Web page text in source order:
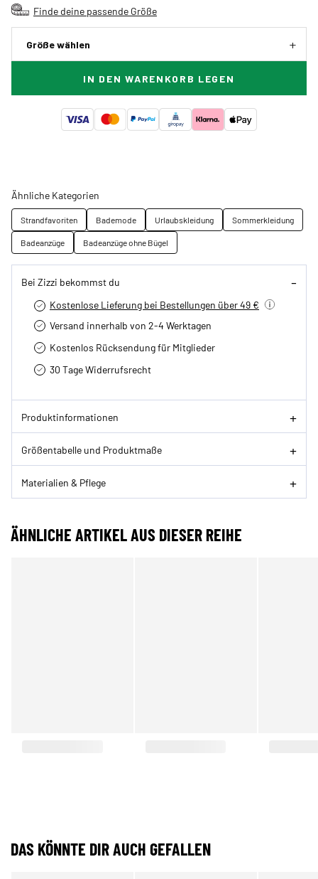
Finde deine passende Größe
Größe wählen
IN DEN WARENKORB LEGEN
Ähnliche Kategorien
Strandfavoriten Bademode Urlaubskleidung
Sommerkleidung
Badeanzüge
Badeanzüge ohne Bügel
Bei Zizzi bekommst du
Kostenlose Lieferung bei Bestellungen über 49 €
Versand innerhalb von 2-4 Werktagen
Kostenlos Rücksendung für Mitglieder
30 Tage Widerrufsrecht
Produktinformationen
Größentabelle und Produktmaße
Materialien & Pflege
ÄHNLICHE ARTIKEL AUS DIESER REIHE
DAS KÖNNTE DIR AUCH GEFALLEN